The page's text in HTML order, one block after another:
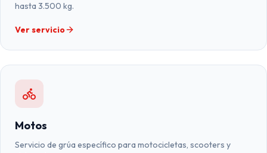
hasta 3.500 kg.
Ver servicio
Motos
Servicio de grúa específico para motocicletas, scooters y